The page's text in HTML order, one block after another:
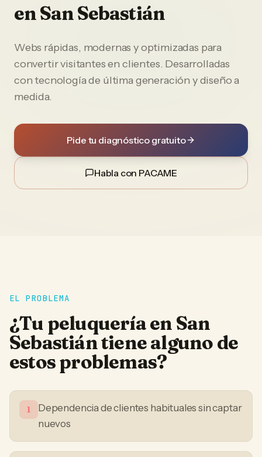
enSan Sebastián
Webs rápidas, modernas y optimizadas para
convertir visitantes en clientes. Desarrolladas
con tecnología de última generación y diseño a
medida.
Pide tu diagnóstico gratuito
Habla con PACAME
EL PROBLEMA
¿Tu peluqueríaen San
Sebastiántiene alguno de
estos problemas?
1
Dependencia de clientes habituales sin captar
nuevos